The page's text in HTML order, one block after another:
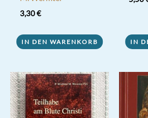
3,30€
IN DEN WARENKORB IN